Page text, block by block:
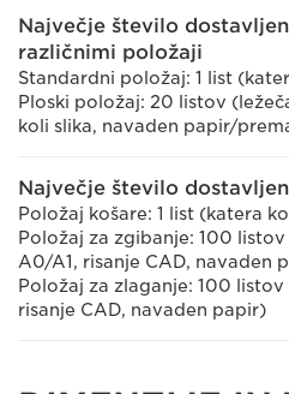
Največje število
različnimi položaji
Standardni položaj: 1 list
Ploski položaj: 20 listov
koli slika, navaden papir/
Največje število
Položaj košare: 1 list (katera
Položaj za zgibanje: 100
A0/A1, risanje CAD, navaden
Položaj za zlaganje: 100
risanje CAD, navaden papir)